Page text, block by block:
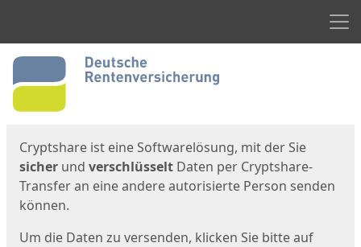
Start
Cryptshare ist eine Softwarelösung, mit der Sie
sicher und verschlüsselt Daten per Cryptshare-
Transfer an eine andere autorisierte Person senden
können.
Um die Daten zu versenden, klicken Sie bitte auf